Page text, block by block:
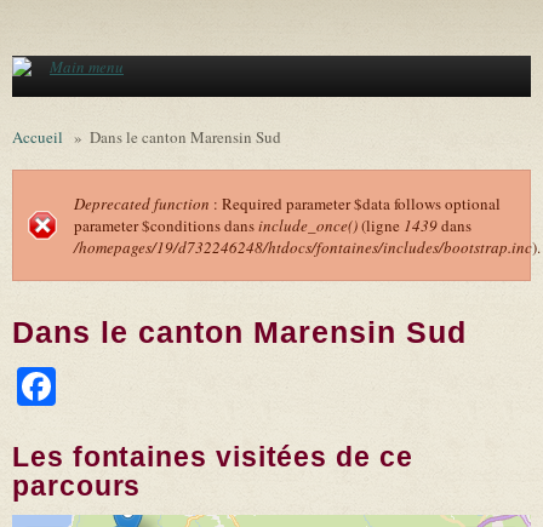
Main menu
Accueil » Dans le canton Marensin Sud
Message d'erreur
Deprecated function : Required parameter $data follows optional
parameter $conditions dansinclude_once()(ligne 1439dans
/homepages/19/d732246248/htdocs/fontaines/includes/bootstrap.inc).
Dans le canton Marensin Sud
Les fontaines visitées de ce
parcours